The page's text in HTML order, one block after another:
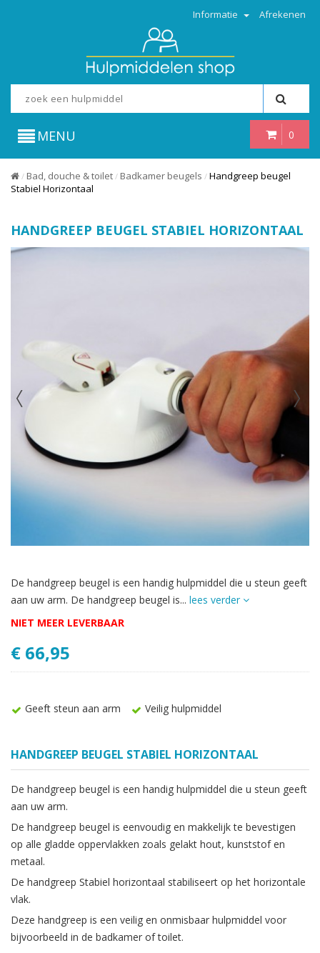
Informatie Afrekenen
0
MENU
/ Bad, douche & toilet / Badkamer beugels / Handgreep beugel
Stabiel Horizontaal
HANDGREEP BEUGEL STABIEL HORIZONTAAL
De handgreep beugel is een handig hulpmiddel die u steun geeft
aan uw arm. De handgreep beugel is... lees verder
NIET MEER LEVERBAAR
€ 66,95
Geeft steun aan arm Veilig hulpmiddel
HANDGREEP BEUGEL STABIEL HORIZONTAAL
De handgreep beugel is een handig hulpmiddel die u steun geeft
aan uw arm.
De handgreep beugel is eenvoudig en makkelijk te bevestigen
op alle gladde oppervlakken zoals gelakt hout, kunststof en
metaal.
De handgreep Stabiel horizontaal stabiliseert op het horizontale
vlak.
Deze handgreep is een veilig en onmisbaar hulpmiddel voor
bijvoorbeeld in de badkamer of toilet.